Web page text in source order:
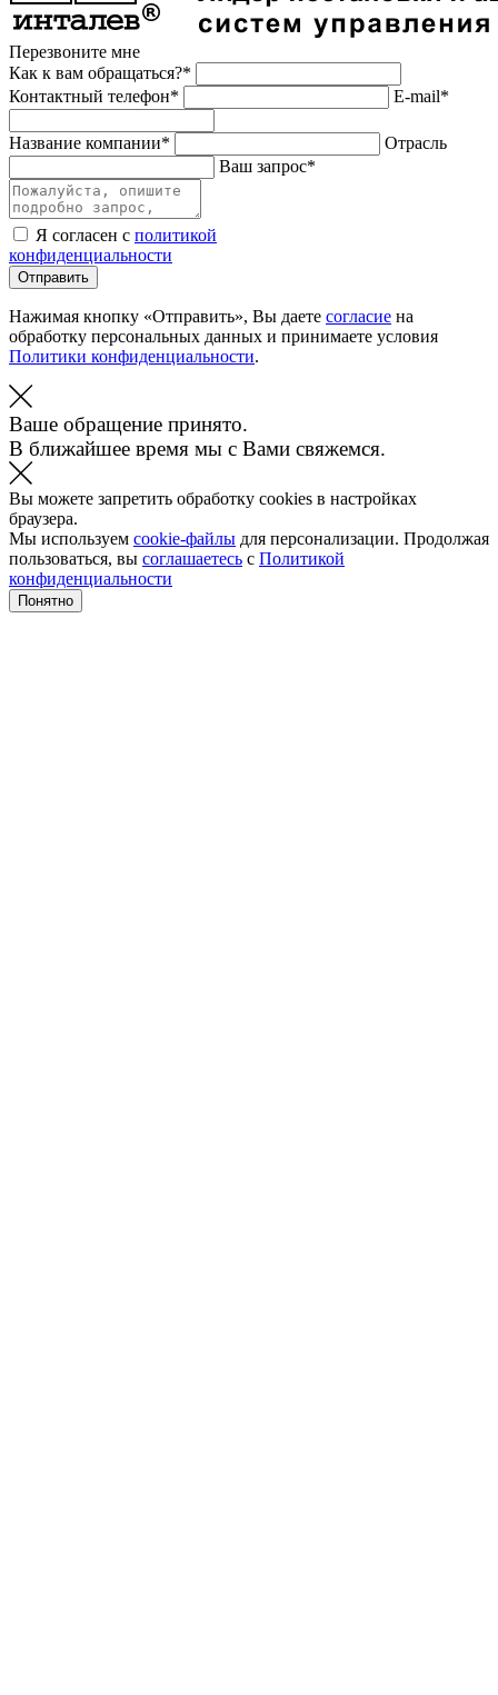
Перезвоните мне
Как к вам обращаться?*
Контактный телефон*
E-mail*
Название компании*
Отрасль
Ваш запрос*
Я согласен с политикой
конфиденциальности
Отправить
Нажимая кнопку «Отправить», Вы даете согласие на
обработку персональных данных и принимаете условия
Политики конфиденциальности.
Ваше обращение принято.
В ближайшее время мы с Вами свяжемся.
Вы можете запретить обработку cookies в настройках
браузера.
Мы используем cookie-файлы для персонализации. Продолжая
пользоваться, вы соглашаетесь с Политикой
конфиденциальности
Понятно